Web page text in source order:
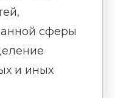
сферы
и иных